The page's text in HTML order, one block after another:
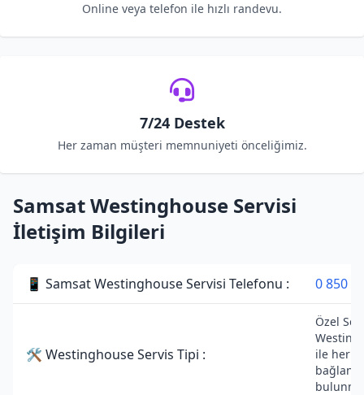
Online veya telefon ile hızlı randevu.
7/24 Destek
Her zaman müşteri memnuniyeti önceliğimiz.
Samsat Westinghouse Servisi
İletişim Bilgileri
📱 Samsat Westinghouse Servisi Telefonu : 0 850
🛠 Westinghouse Servis Tipi :
Özel
ile